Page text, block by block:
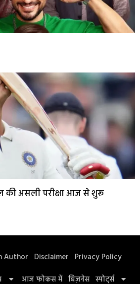
की असली परीक्षा आज से शुरू
Author Disclaimer Privacy Policy
आज फोकस में बिज़नेस स्पोर्ट्स